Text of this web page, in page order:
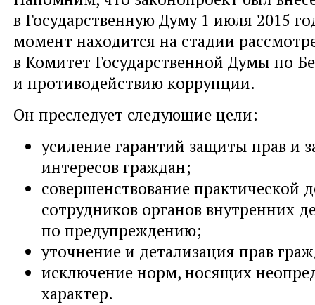
в Государственную Думу 1 июля 2015
момент находится на стадии
в Комитет Государственной Думы по
и противодействию коррупции.
Он преследует следующие цели:
усиление гарантий защиты прав и
интересов граждан;
совершенствование практической
сотрудников органов внутренних
по предупреждению;
уточнение и детализация прав
исключение норм, носящих
характер.